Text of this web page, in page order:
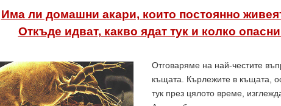
Има ли домашни акари, които постоянно
Откъде идват, какво ядат тук и колко
Отговаряме на най-честите
къщата. Кърлежите в къщата,
тук през цялото време,